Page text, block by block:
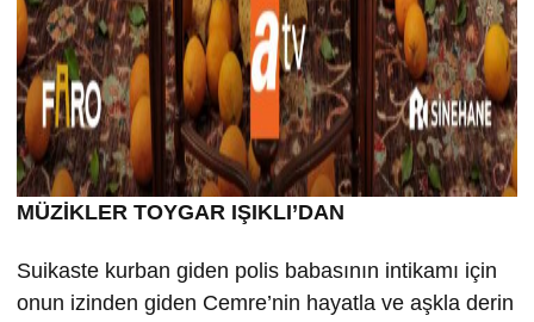
MÜZİKLER TOYGAR IŞIKLI’DAN
Suikaste kurban giden polis babasının intikamı için
onun izinden giden Cemre’nin hayatla ve aşkla derin